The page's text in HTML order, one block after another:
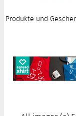
Produkte und